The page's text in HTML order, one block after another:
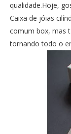
qualidade.Hoje,
Caixa de jóias
comum box, mas
tornando todo o